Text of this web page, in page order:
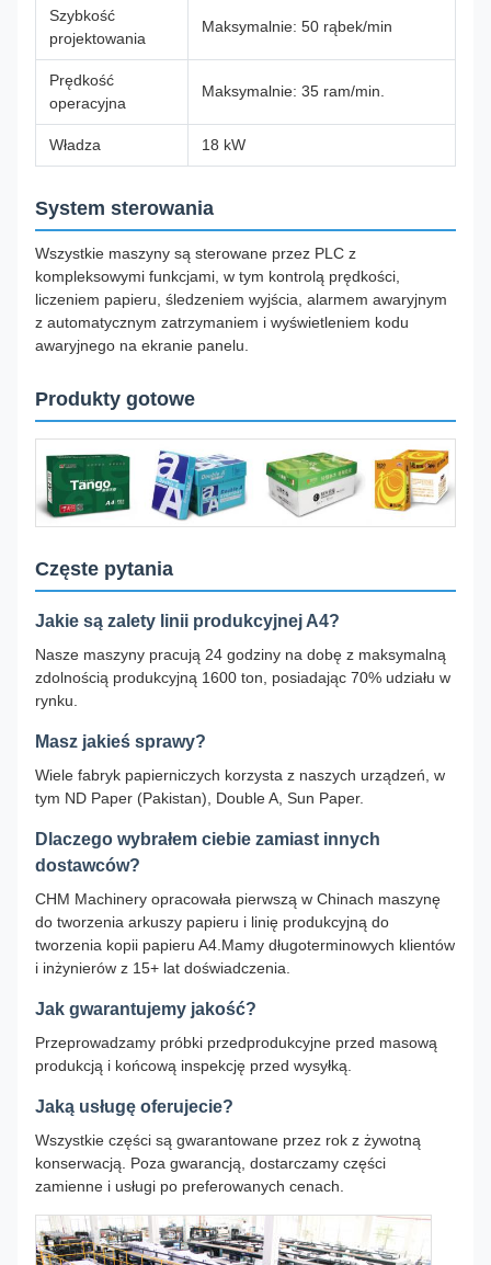
Szybkość
projektowania
Maksymalnie: 50 rąbek/min
Prędkość
operacyjna
Maksymalnie: 35 ram/min.
Władza 18 kW
System sterowania
Wszystkie maszyny są sterowane przez PLC z
kompleksowymi funkcjami, w tym kontrolą prędkości,
liczeniem papieru, śledzeniem wyjścia, alarmem awaryjnym
z automatycznym zatrzymaniem i wyświetleniem kodu
awaryjnego na ekranie panelu.
Produkty gotowe
Częste pytania
Jakie są zalety linii produkcyjnej A4?
Nasze maszyny pracują 24 godziny na dobę z maksymalną
zdolnością produkcyjną 1600 ton, posiadając 70% udziału w
rynku.
Masz jakieś sprawy?
Wiele fabryk papierniczych korzysta z naszych urządzeń, w
tym ND Paper (Pakistan), Double A, Sun Paper.
Dlaczego wybrałem ciebie zamiast innych
dostawców?
CHM Machinery opracowała pierwszą w Chinach maszynę
do tworzenia arkuszy papieru i linię produkcyjną do
tworzenia kopii papieru A4.Mamy długoterminowych klientów
i inżynierów z 15+ lat doświadczenia.
Jak gwarantujemy jakość?
Przeprowadzamy próbki przedprodukcyjne przed masową
produkcją i końcową inspekcję przed wysyłką.
Jaką usługę oferujecie?
Wszystkie części są gwarantowane przez rok z żywotną
konserwacją. Poza gwarancją, dostarczamy części
zamienne i usługi po preferowanych cenach.